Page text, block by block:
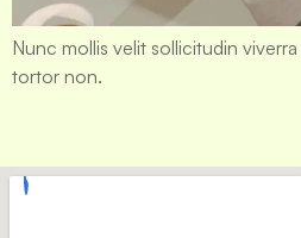
Nunc mollis velit sollicitudin
tortor non.